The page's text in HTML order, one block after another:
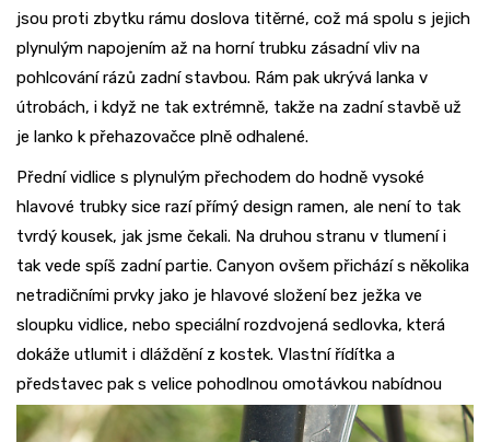
jsou proti zbytku rámu doslova titěrné, což má spolu s jejich
plynulým napojením až na horní trubku zásadní vliv na
pohlcování rázů zadní stavbou. Rám pak ukrývá lanka v
útrobách, i když ne tak extrémně, takže na zadní stavbě už
je lanko k přehazovačce plně odhalené.
Přední vidlice s plynulým přechodem do hodně vysoké
hlavové trubky sice razí přímý design ramen, ale není to tak
tvrdý kousek, jak jsme čekali. Na druhou stranu v tlumení i
tak vede spíš zadní partie. Canyon ovšem přichází s několika
netradičními prvky jako je hlavové složení bez ježka ve
sloupku vidlice, nebo speciální rozdvojená sedlovka, která
dokáže utlumit i dláždění z kostek. Vlastní řídítka a
představec pak s velice pohodlnou omotávkou nabídnou